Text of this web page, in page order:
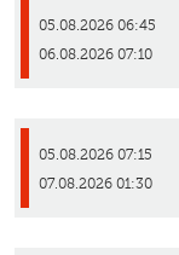
05.08.2026 06:45
06.08.2026 07:10
05.08.2026 07:15
07.08.2026 01:30